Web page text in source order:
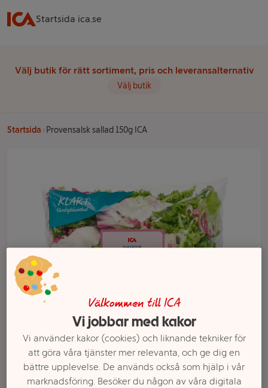
Startsida ica.se
Välj butik för rätt sortiment, pris och leveransalternativ
Välj butik
Startsida Provensalsk sallad 150g ICA
Välkommen till ICA
Vi jobbar med kakor
Vi använder kakor (cookies) och liknande tekniker för
att göra våra tjänster mer relevanta, och ge dig en
bättre upplevelse. De används också som hjälp i vår
marknadsföring. Besöker du någon av våra digitala